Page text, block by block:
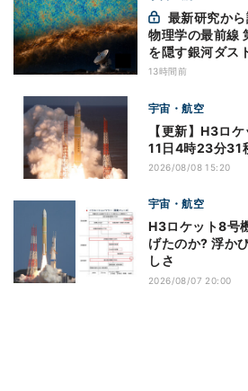
物理学の最前線
を隠す銀河ダス
- CMBのBモー
13時間前
宇宙・航空
【更新】H3ロ
11日4時23分31
2026/08/08 15:20
宇宙・航空
H3ロケット8号
げたのか? 浮か
しさ
2026/08/07 20:00